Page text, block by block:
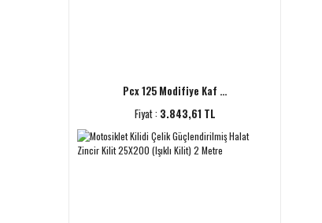
Pcx 125 Modifiye Kaf ...
Fiyat : 3.843,61 TL